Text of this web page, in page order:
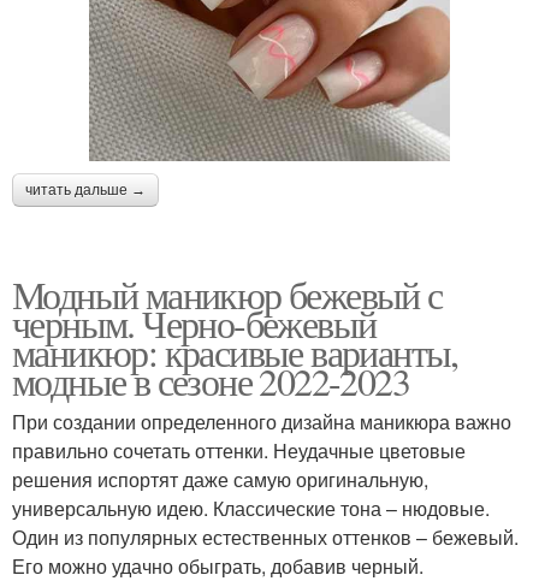
читать дальше →
Модный маникюр бежевый с
черным. Черно-бежевый
маникюр: красивые варианты,
модные в сезоне 2022-2023
При создании определенного дизайна маникюра важно
правильно сочетать оттенки. Неудачные цветовые
решения испортят даже самую оригинальную,
универсальную идею. Классические тона – нюдовые.
Один из популярных естественных оттенков – бежевый.
Его можно удачно обыграть, добавив черный.